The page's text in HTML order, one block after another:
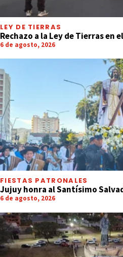
LEY DE TIERRAS
Rechazo a la Ley de Tierras en
6 de agosto, 2026
FIESTAS PATRONALES
Jujuy honra al Santísimo
6 de agosto, 2026